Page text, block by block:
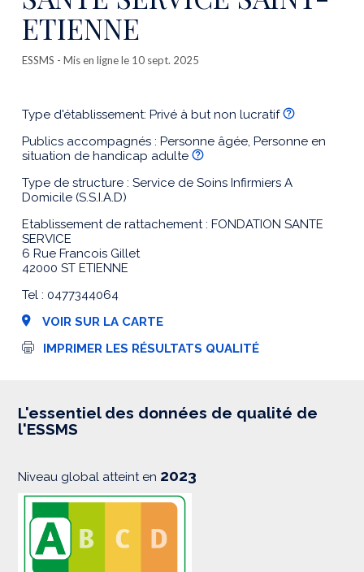
ETIENNE
ESSMS - Mis en ligne le 10 sept. 2025
Type d'établissement: Privé à but non lucratif
Publics accompagnés : Personne âgée, Personne en
situation de handicap adulte
Type de structure : Service de Soins Infirmiers A
Domicile (S.S.I.A.D)
Etablissement de rattachement : FONDATION SANTE
SERVICE
6 Rue Francois Gillet
42000 ST ETIENNE
Tel : 0477344064
VOIR SUR LA CARTE
I
s
i
IMPRIMER LES RÉSULTATS QUALITÉ
L'essentiel des données de qualité de
l'ESSMS
Niveau global atteint en 2023